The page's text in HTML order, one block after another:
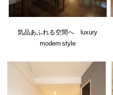
気品あふれる空間へ luxury
modern style